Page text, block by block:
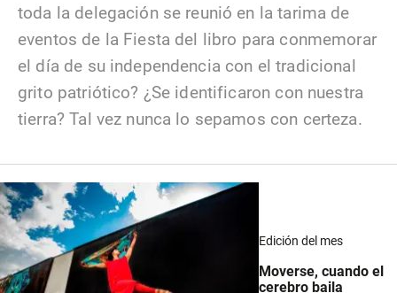
toda la delegación se reunió en la tarima de
eventos de la Fiesta del libro para conmemorar
el día de su independencia con el tradicional
grito patriótico? ¿Se identificaron con nuestra
tierra? Tal vez nunca lo sepamos con certeza.
Edición del mes
Moverse, cuando el
cerebro baila